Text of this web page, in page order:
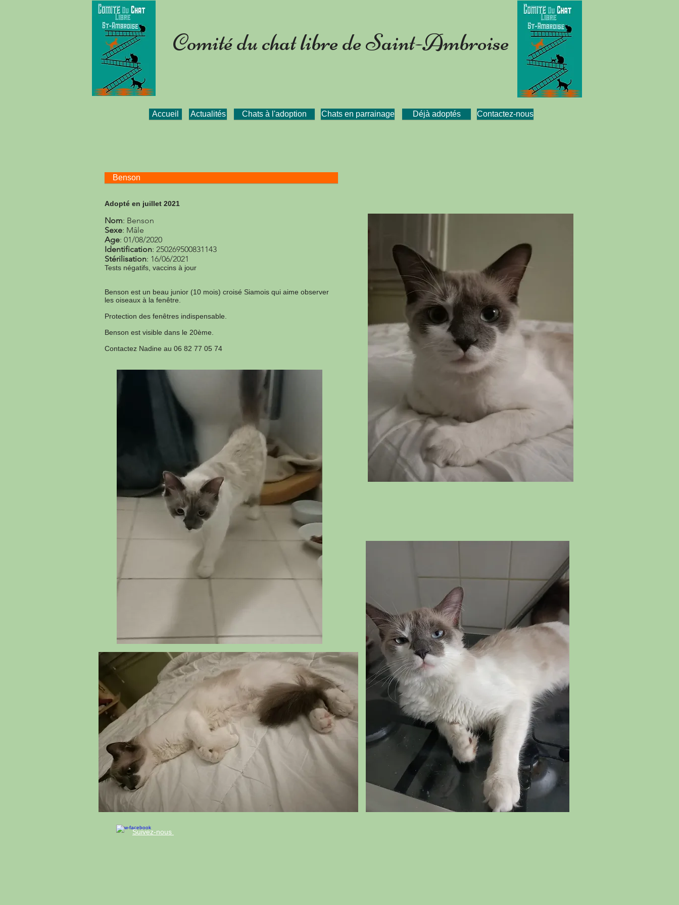
Comité du chat libre de Saint-Ambroise
Accueil Actualités Chats à l'adoption Chats en parrainage Déjà adoptés Contactez-nous
Benson
Adopté en juillet 2021
Nom: Benson
Sexe: Mâle
Age: 01/08/2020
Identification: 250269500831143
Stérilisation: 16/06/2021
Tests négatifs, vaccins à jour
Benson est un beau junior (10 mois) croisé Siamois qui aime observer
les oiseaux à la fenêtre.
Protection des fenêtres indispensable.
Benson est visible dans le 20ème.
Contactez Nadine au 06 82 77 05 74
Suivez-nous